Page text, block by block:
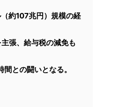
約107兆円）規模の経
張、給与税の減免も
との闘いとなる。